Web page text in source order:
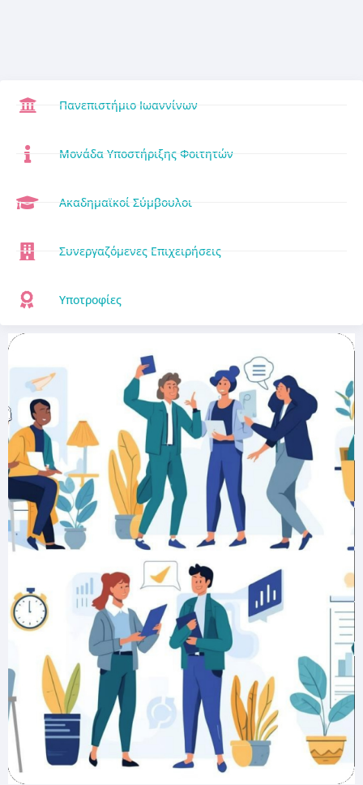
Πανεπιστήμιο Ιωαννίνων
Μονάδα Υποστήριξης Φοιτητών
Ακαδημαϊκοί Σύμβουλοι
Συνεργαζόμενες Επιχειρήσεις
Υποτροφίες